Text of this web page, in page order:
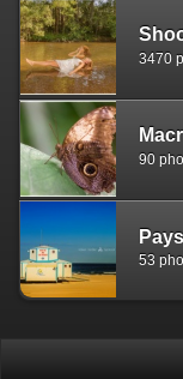
3470
90
53